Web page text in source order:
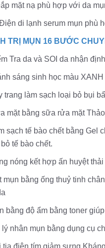
mặt nạ phù hợp với da
di lạnh serum mụn phù
TRỊ MỤN 16 BƯỚC
Tra da và SOI da nhận
sáng sinh học màu
trang làm sạch loại bỏ bụi
mặt bằng sữa rửa mặt
sạch tế bào chết bằng
tế bào chết.
nóng kết hợp ấn huyệt
mụn bằng ống thuỷ tinh
bằng độ ẩm bằng toner
lý nhân mụn bằng dụng cụ
tia điện tím giảm sưng